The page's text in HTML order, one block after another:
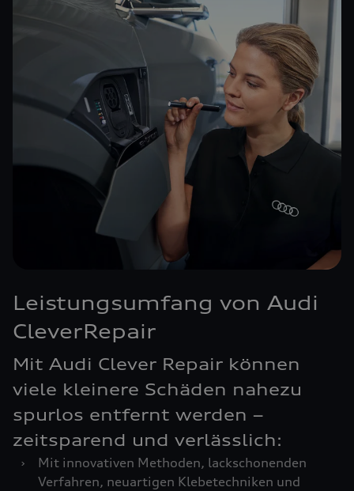
Leistungsumfang von Audi
CleverRepair
Mit Audi Clever Repair können
viele kleinere Schäden nahezu
spurlos entfernt werden –
zeitsparend und verlässlich:
›
Mit innovativen Methoden, lackschonenden
Verfahren, neuartigen Klebetechniken und